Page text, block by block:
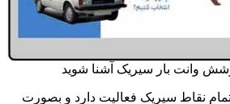
وانت بار سیریک آشنا شوید
نقاط سیریک فعالیت دارد و بصورت